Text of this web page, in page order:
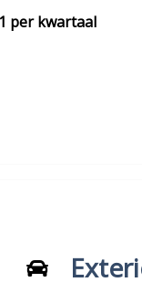
per kwartaal